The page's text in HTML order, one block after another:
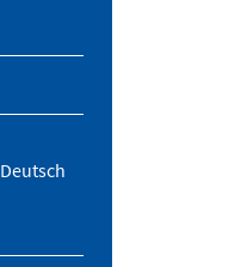
Deutsch